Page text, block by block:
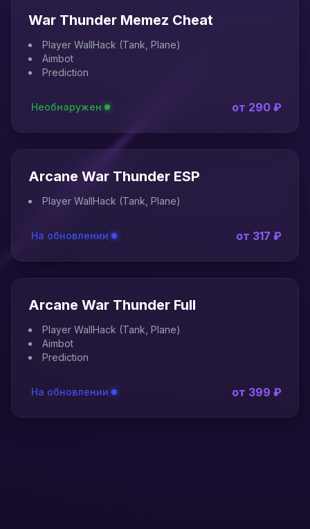
War Thunder Memez Cheat
Player WallHack (Tank, Plane)
Aimbot
Prediction
Необнаружен от 290 ₽
Arcane War Thunder ESP
Player WallHack (Tank, Plane)
На обновлении от 317 ₽
Arcane War Thunder Full
Player WallHack (Tank, Plane)
Aimbot
Prediction
На обновлении от 399 ₽